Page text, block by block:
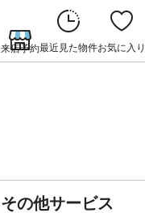
来店予約最近見た物件お気に入り
その他サービス